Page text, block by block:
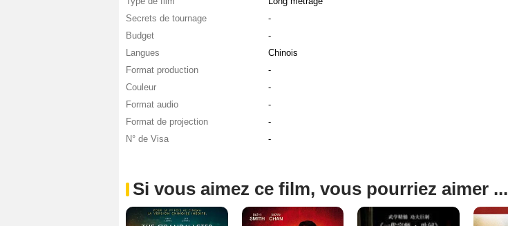
Secrets de tournage
-
Budget
-
Langues
Chinois
Format production
-
Couleur
-
Format audio
-
Format de projection
-
N° de Visa
-
Si vous aimez ce film, vous pourriez aimer ...